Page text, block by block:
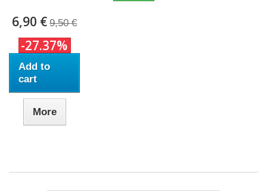
6,90 € 9,50 €
-27.37%
Add to
cart
More